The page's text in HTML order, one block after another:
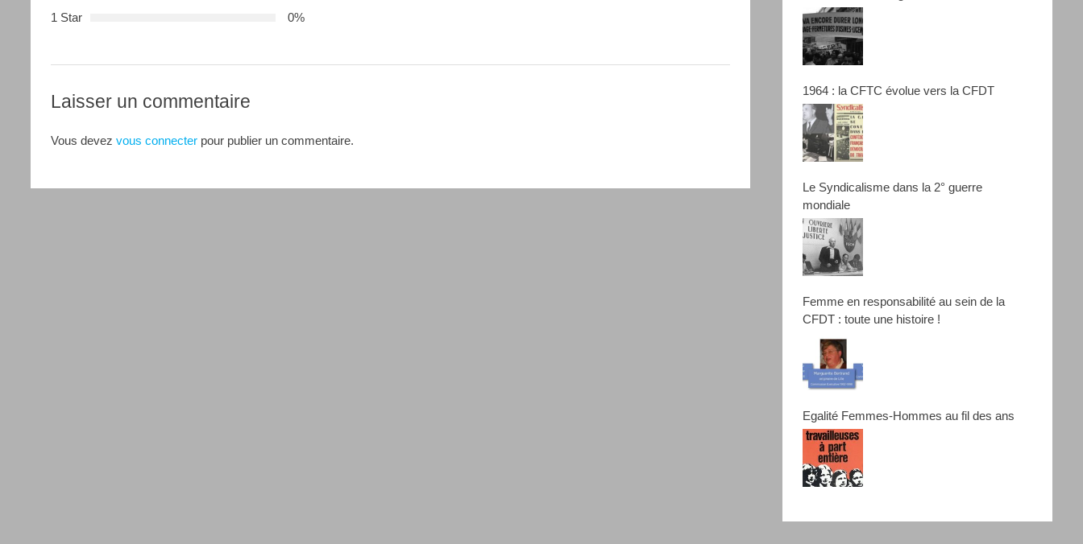
1 Star
0%
Laisser un commentaire
Vous devezvous connecter pour publier un commentaire.
1964 : la CFTC évolue vers la CFDT
Le Syndicalisme dans la 2° guerre
mondiale
Femme en responsabilité au sein de la
CFDT : toute une histoire !
Egalité Femmes-Hommes au fil des ans